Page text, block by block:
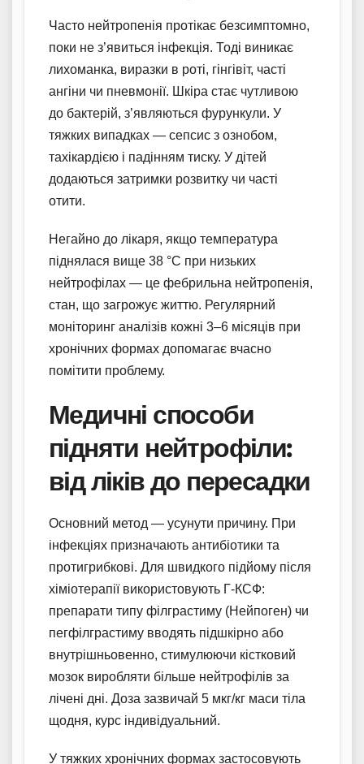
Часто нейтропенія протікає безсимптомно,
поки не з’явиться інфекція. Тоді виникає
лихоманка, виразки в роті, гінгівіт, часті
ангіни чи пневмонії. Шкіра стає чутливою
до бактерій, з’являються фурункули. У
тяжких випадках — сепсис з ознобом,
тахікардією і падінням тиску. У дітей
додаються затримки розвитку чи часті
отити.
Негайно до лікаря, якщо температура
піднялася вище 38 °C при низьких
нейтрофілах — це фебрильна нейтропенія,
стан, що загрожує життю. Регулярний
моніторинг аналізів кожні 3–6 місяців при
хронічних формах допомагає вчасно
помітити проблему.
Медичні способи
підняти нейтрофіли:
від ліків до пересадки
Основний метод — усунути причину. При
інфекціях призначають антибіотики та
протигрибкові. Для швидкого підйому після
хіміотерапії використовують Г-КСФ:
препарати типу філграстиму (Нейпоген) чи
пегфілграстиму вводять підшкірно або
внутрішньовенно, стимулюючи кістковий
мозок виробляти більше нейтрофілів за
лічені дні. Доза зазвичай 5 мкг/кг маси тіла
щодня, курс індивідуальний.
У тяжких хронічних формах застосовують